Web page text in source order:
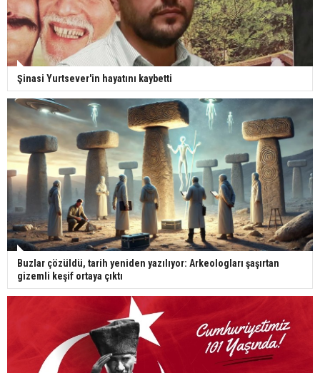
Şinasi Yurtsever'in hayatını kaybetti
Buzlar çözüldü, tarih yeniden yazılıyor: Arkeologları şaşırtan
gizemli keşif ortaya çıktı